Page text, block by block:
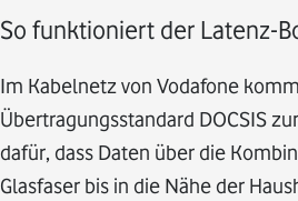
So funktioniert der Latenz-
Im Kabelnetz von Vodafone
Übertragungsstandard DOCSIS
dafür, dass Daten über die
Glasfaser bis in die Nähe der